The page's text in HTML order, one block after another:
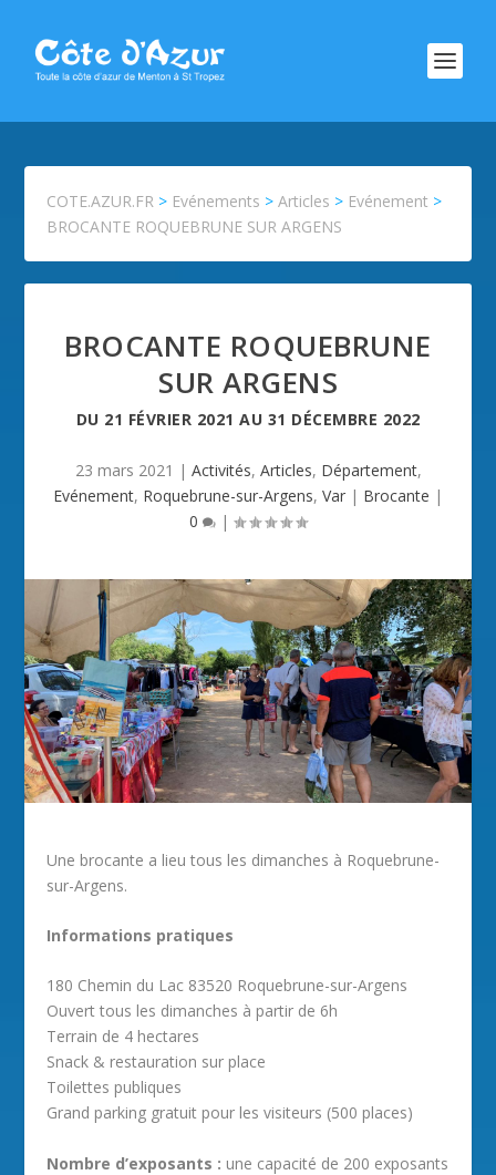
COTE.AZUR.FR > Evénements >Articles > Evénement >
BROCANTE ROQUEBRUNE SUR ARGENS
BROCANTE ROQUEBRUNE
SUR ARGENS
DU 21 FÉVRIER 2021 AU 31 DÉCEMBRE 2022
23 mars 2021 | Activités, Articles, Département,
Evénement, Roquebrune-sur-Argens, Var | Brocante |
0
|
Une brocante a lieu tous les dimanches à Roquebrune-
sur-Argens.
Informations pratiques
180 Chemin du Lac 83520 Roquebrune-sur-Argens
Ouvert tous les dimanches à partir de 6h
Terrain de 4 hectares
Snack & restauration sur place
Toilettes publiques
Grand parking gratuit pour les visiteurs (500 places)
Nombre d’exposants : une capacité de 200 exposants